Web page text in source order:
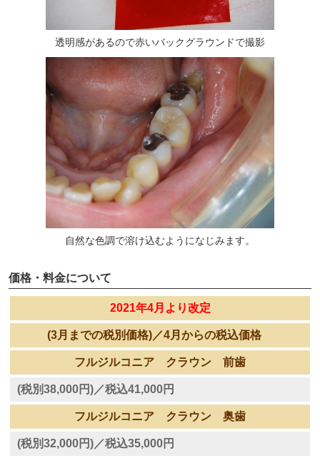
透明感があるので赤いバックグラウンドで撮影
自然な色調で溶け込むようになじみます。
価格・料金について
2021年4月より改定
(3月までの税別価格)／4月からの税込価格
フルジルコニア クラウン 前歯
(税別38,000円)／税込41,000円
フルジルコニア クラウン 奥歯
(税別32,000円)／税込35,000円